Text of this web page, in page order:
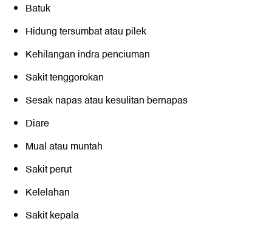
Batuk
Hidung tersumbat atau pilek
Kehilangan indra penciuman
Sakit tenggorokan
Sesak napas atau kesulitan bernapas
Diare
Mual atau muntah
Sakit perut
Kelelahan
Sakit kepala